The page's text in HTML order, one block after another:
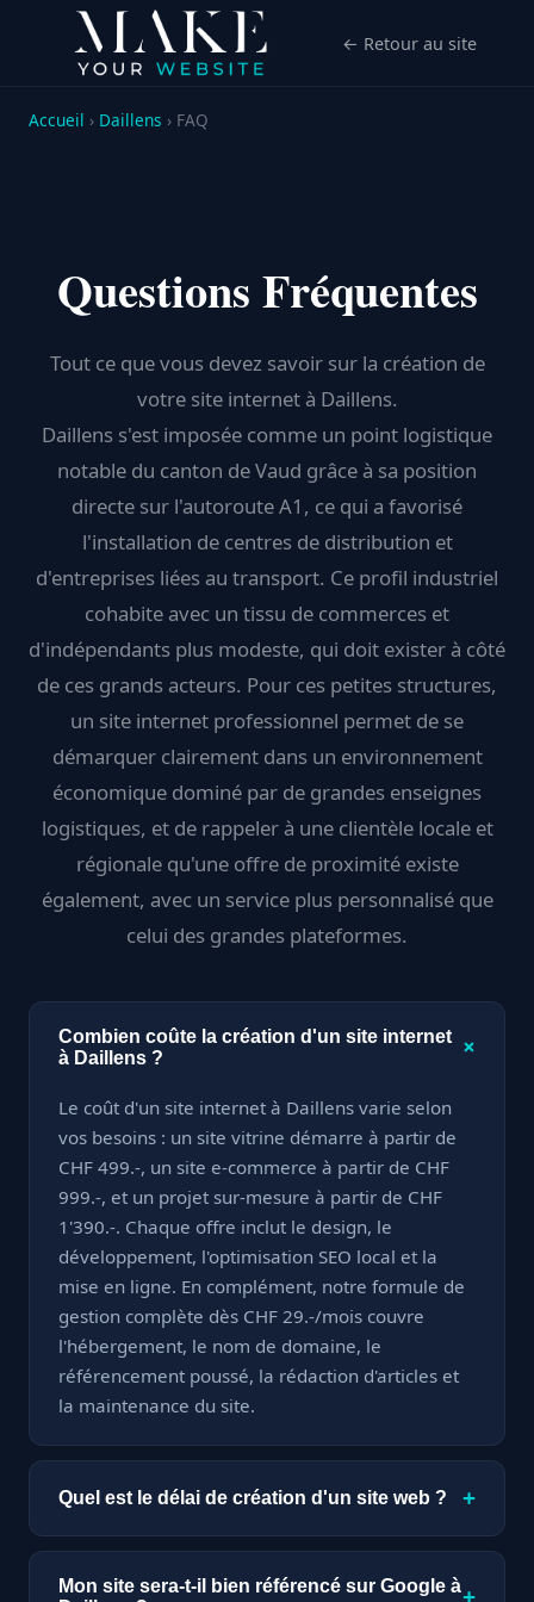
← Retour au site
Accueil › Daillens › FAQ
Questions Fréquentes
Tout ce que vous devez savoir sur la création de
votre site internet à Daillens.
Daillens s'est imposée comme un point logistique
notable du canton de Vaud grâce à sa position
directe sur l'autoroute A1, ce qui a favorisé
l'installation de centres de distribution et
d'entreprises liées au transport. Ce profil industriel
cohabite avec un tissu de commerces et
d'indépendants plus modeste, qui doit exister à côté
de ces grands acteurs. Pour ces petites structures,
un site internet professionnel permet de se
démarquer clairement dans un environnement
économique dominé par de grandes enseignes
logistiques, et de rappeler à une clientèle locale et
régionale qu'une offre de proximité existe
également, avec un service plus personnalisé que
celui des grandes plateformes.
Combien coûte la création d'un site internet
à Daillens ?
+
Le coût d'un site internet à Daillens varie selon
vos besoins : un site vitrine démarre à partir de
CHF 499.-, un site e-commerce à partir de CHF
999.-, et un projet sur-mesure à partir de CHF
1'390.-. Chaque offre inclut le design, le
développement, l'optimisation SEO local et la
mise en ligne. En complément, notre formule de
gestion complète dès CHF 29.-/mois couvre
l'hébergement, le nom de domaine, le
référencement poussé, la rédaction d'articles et
la maintenance du site.
Quel est le délai de création d'un site web ? +
Un site vitrine est livré en seulement 7 jours. Un
site e-commerce ou sur-mesure nécessite à
Mon site sera-t-il bien référencé sur Google à+